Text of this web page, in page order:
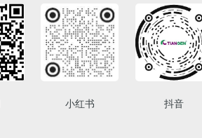
小红书 抖音